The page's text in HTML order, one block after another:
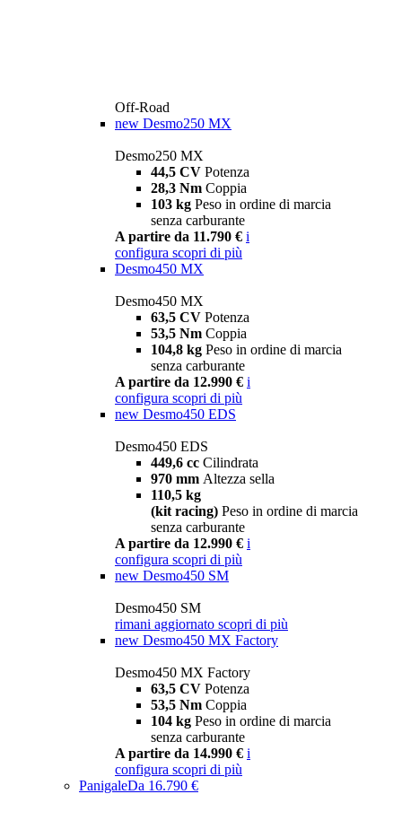
Off-Road
new Desmo250 MX
Desmo250 MX
44,5 CV Potenza
28,3 Nm Coppia
103 kg Peso in ordine di marcia
senza carburante
A partire da 11.790 € i
configura scopri di più
Desmo450 MX
Desmo450 MX
63,5 CV Potenza
53,5 Nm Coppia
104,8 kg Peso in ordine di marcia
senza carburante
A partire da 12.990 € i
configura scopri di più
new Desmo450 EDS
Desmo450 EDS
449,6 cc Cilindrata
970 mm Altezza sella
110,5 kg
(kit racing) Peso in ordine di marcia
senza carburante
A partire da 12.990 € i
configura scopri di più
new Desmo450 SM
Desmo450 SM
rimani aggiornato scopri di più
new Desmo450 MX Factory
Desmo450 MX Factory
63,5 CV Potenza
53,5 Nm Coppia
104 kg Peso in ordine di marcia
senza carburante
A partire da 14.990 € i
configura scopri di più
PanigaleDa 16.790 €